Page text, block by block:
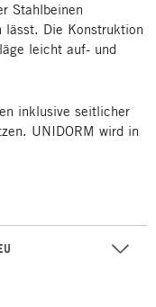
Stahlbeinen
lässt. Die Konstruktion
leicht auf- und
inklusive seitlicher
UNIDORM wird in